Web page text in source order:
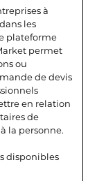
à
les
plateforme
permet
ou
de devis
en relation
de
la personne.
disponibles